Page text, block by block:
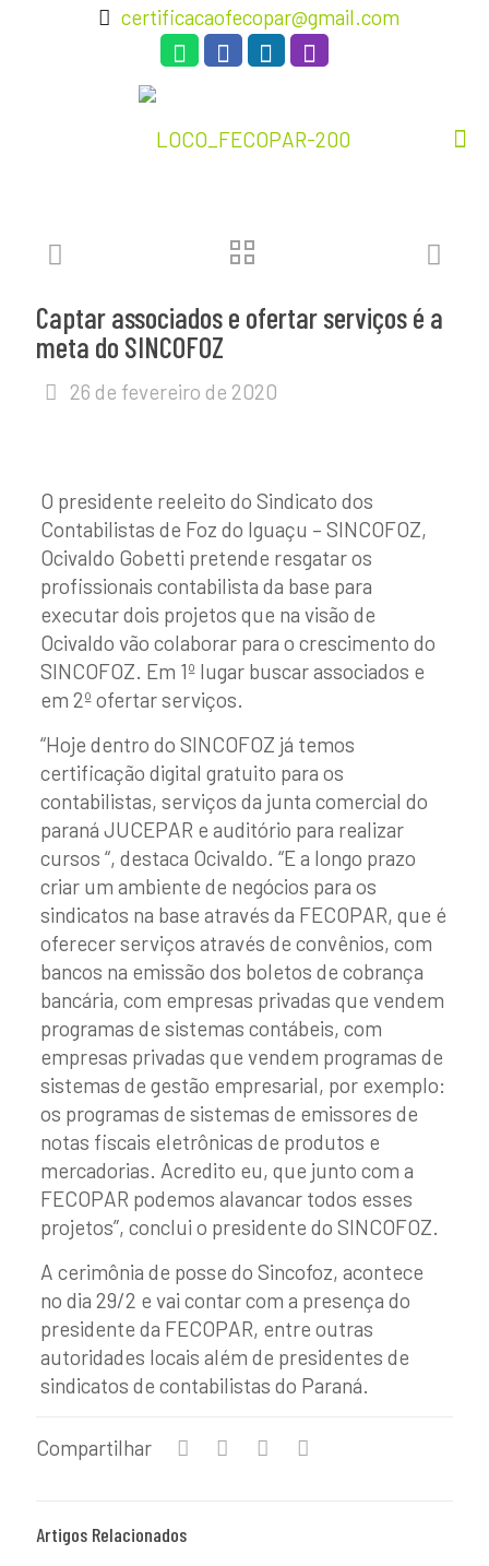
certificacaofecopar@gmail.com
Captar associados e ofertar serviços é a
meta do SINCOFOZ
26 de fevereiro de 2020
O presidente reeleito do Sindicato dos
Contabilistas de Foz do Iguaçu – SINCOFOZ,
Ocivaldo Gobetti pretende resgatar os
profissionais contabilista da base para
executar dois projetos que na visão de
Ocivaldo vão colaborar para o crescimento do
SINCOFOZ. Em 1º lugar buscar associados e
em 2º ofertar serviços.
“Hoje dentro do SINCOFOZ já temos
certificação digital gratuito para os
contabilistas, serviços da junta comercial do
paraná JUCEPAR e auditório para realizar
cursos “, destaca Ocivaldo. “E a longo prazo
criar um ambiente de negócios para os
sindicatos na base através da FECOPAR, que é
oferecer serviços através de convênios, com
bancos na emissão dos boletos de cobrança
bancária, com empresas privadas que vendem
programas de sistemas contábeis, com
empresas privadas que vendem programas de
sistemas de gestão empresarial, por exemplo:
os programas de sistemas de emissores de
notas fiscais eletrônicas de produtos e
mercadorias. Acredito eu, que junto com a
FECOPAR podemos alavancar todos esses
projetos”, conclui o presidente do SINCOFOZ.
A cerimônia de posse do Sincofoz, acontece
no dia 29/2 e vai contar com a presença do
presidente da FECOPAR, entre outras
autoridades locais além de presidentes de
sindicatos de contabilistas do Paraná.
Compartilhar
Artigos Relacionados